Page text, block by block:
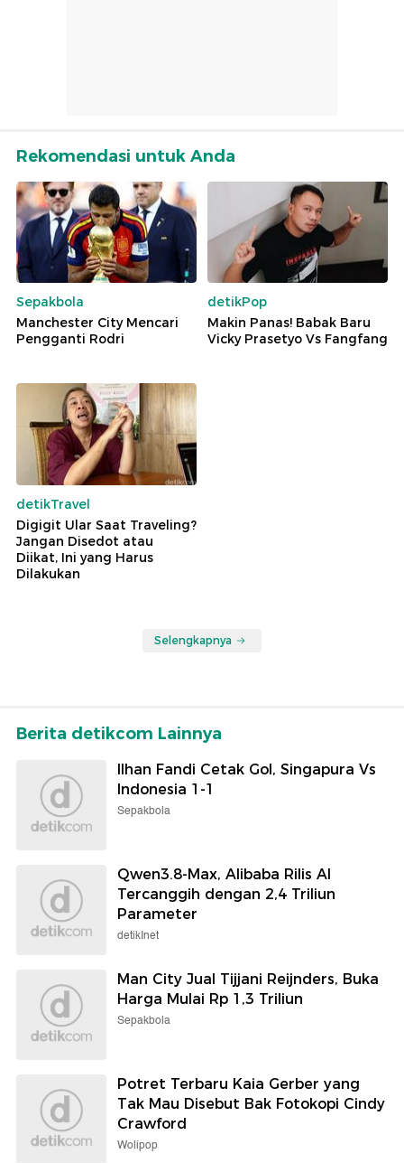
Rekomendasi untuk Anda
Sepakbola
Manchester City Mencari
Pengganti Rodri
detikPop
Makin Panas! Babak Baru
Vicky Prasetyo Vs Fangfang
detikTravel
Digigit Ular Saat Traveling?
Jangan Disedot atau
Diikat, Ini yang Harus
Dilakukan
Selengkapnya
Berita detikcom Lainnya
Ilhan Fandi Cetak Gol, Singapura Vs
Indonesia 1-1
Sepakbola
Qwen3.8-Max, Alibaba Rilis AI
Tercanggih dengan 2,4 Triliun
Parameter
detikInet
Man City Jual Tijjani Reijnders, Buka
Harga Mulai Rp 1,3 Triliun
Sepakbola
Potret Terbaru Kaia Gerber yang
Tak Mau Disebut Bak Fotokopi Cindy
Crawford
Wolipop